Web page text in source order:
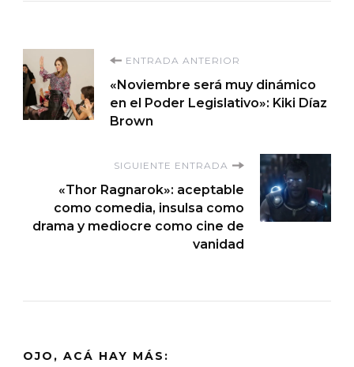
Navegación
de
ENTRADA ANTERIOR
«Noviembre será muy dinámico
en el Poder Legislativo»: Kiki Díaz
Brown
SIGUIENTE ENTRADA
«Thor Ragnarok»: aceptable
como comedia, insulsa como
drama y mediocre como cine de
vanidad
OJO, ACÁ HAY MÁS: